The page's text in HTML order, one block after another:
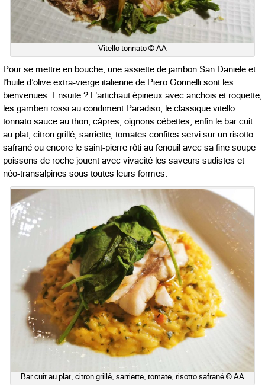
Vitello tonnato © AA
Pour se mettre en bouche, une assiette de jambon San Daniele et
l’huile d’olive extra-vierge italienne de Piero Gonnelli sont les
bienvenues. Ensuite ? L’artichaut épineux avec anchois et roquette,
les gamberi rossi au condiment Paradiso, le classique vitello
tonnato sauce au thon, câpres, oignons cébettes, enfin le bar cuit
au plat, citron grillé, sarriette, tomates confites servi sur un risotto
safrané ou encore le saint-pierre rôti au fenouil avec sa fine soupe
poissons de roche jouent avec vivacité les saveurs sudistes et
néo-transalpines sous toutes leurs formes.
Bar cuit au plat, citron grillé, sarriette, tomate, risotto safrané © AA